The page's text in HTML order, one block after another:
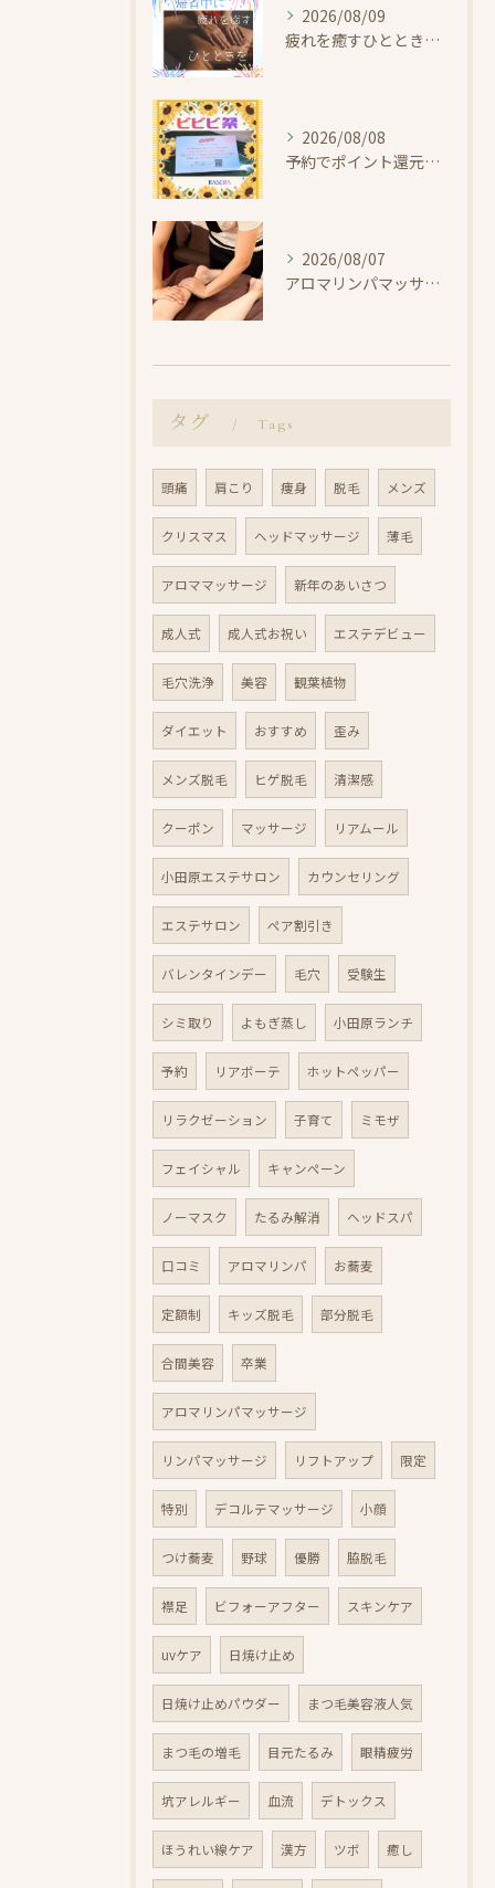
2026/08/09
疲れを癒すひとときを【小田原・エステ・リラク・お盆休み】
2026/08/08
予約でポイント還元！ビビビ祭【小田原・エステ・リラク】
2026/08/07
アロマリンパマッサージで整えよう【小田原・エステ・リラク】
タグ Tags
頭痛 肩こり 痩身 脱毛 メンズ
クリスマス ヘッドマッサージ 薄毛
アロママッサージ 新年のあいさつ
成人式 成人式お祝い エステデビュー
毛穴洗浄 美容 観葉植物
ダイエット おすすめ 歪み
メンズ脱毛 ヒゲ脱毛 清潔感
クーポン マッサージ リアムール
小田原エステサロン カウンセリング
エステサロン ペア割引き
バレンタインデー 毛穴 受験生
シミ取り よもぎ蒸し 小田原ランチ
予約 リアボーテ ホットペッパー
リラクゼーション 子育て ミモザ
フェイシャル キャンペーン
ノーマスク たるみ解消 ヘッドスパ
口コミ アロマリンパ お蕎麦
定額制 キッズ脱毛 部分脱毛
合間美容 卒業
アロマリンパマッサージ
リンパマッサージ リフトアップ 限定
特別 デコルテマッサージ 小顔
つけ蕎麦 野球 優勝 脇脱毛
襟足 ビフォーアフター スキンケア
uvケア 日焼け止め
日焼け止めパウダー まつ毛美容液人気
まつ毛の増毛 目元たるみ 眼精疲労
坑アレルギー 血流 デトックス
ほうれい線ケア 漢方 ツボ 癒し